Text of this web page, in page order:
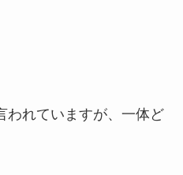
われていますが、一体ど